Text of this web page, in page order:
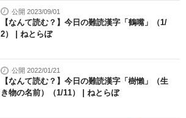
公開 2023/09/01
【なんて読む？】今日の難読漢字「鶴嘴」（1/
2） | ねとらぼ
公開 2022/01/21
【なんて読む？】今日の難読漢字「樹懶」（生
き物の名前）（1/11） | ねとらぼ